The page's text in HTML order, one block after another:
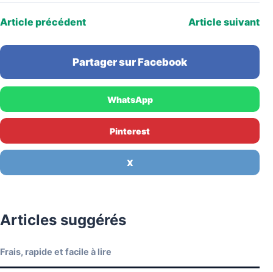
Article précédent Article suivant
Partager sur Facebook
WhatsApp
Pinterest
X
Articles suggérés
Frais, rapide et facile à lire